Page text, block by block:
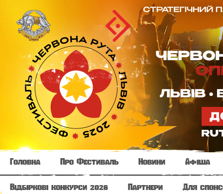
Головна Про Фестиваль Новини Афіша
Відбіркові конкурси 2026 Партнери Для